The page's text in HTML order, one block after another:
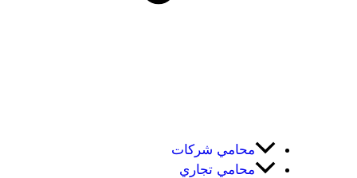
محامي شركات
محامي تجاري